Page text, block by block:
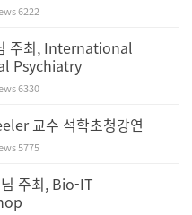
6222
주최, International
Psychiatry
6330
교수 석학초청강연
5775
주최, Bio-IT